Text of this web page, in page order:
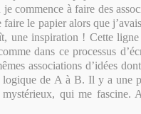
commence à faire des
faire le papier alors que
une inspiration ! Cette
dans ce processus
associations d’idées
logique de A à B. Il y a une
mystérieux, qui me fascine.